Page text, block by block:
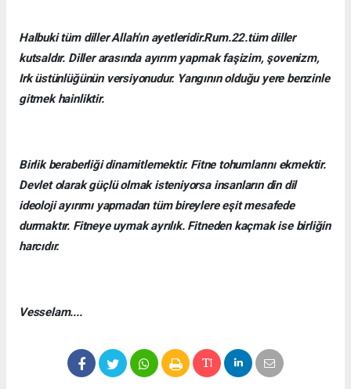
Halbuki tüm diller Allah’ın ayetleridir.Rum.22.tüm diller
kutsaldır. Diller arasında ayırım yapmak faşizim, şovenizm,
Irk üstünlüğünün versiyonudur. Yangının olduğu yere benzinle
gitmek hainliktir.
Birlik beraberliği dinamitlemektir. Fitne tohumlarını ekmektir.
Devlet olarak güçlü olmak isteniyorsa insanların din dil
ideoloji ayırımı yapmadan tüm bireylere eşit mesafede
durmaktır. Fitneye uymak ayrılık. Fitneden kaçmak ise birliğin
harcıdır.
Vesselam....